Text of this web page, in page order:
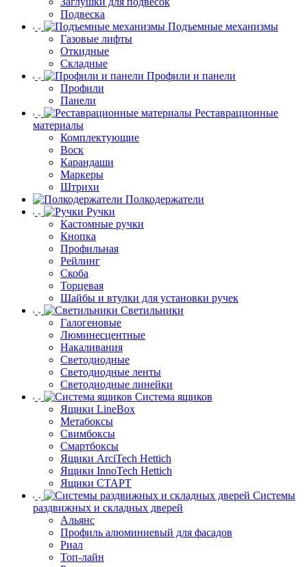
Подвеска
Подъемные механизмы
Газовые лифты
Откидные
Складные
Профили и панели
Профили
Панели
Реставрационные
материалы
Комплектующие
Воск
Карандаши
Маркеры
Штрихи
Полкодержатели
Ручки
Кастомные ручки
Кнопка
Профильная
Рейлинг
Скоба
Торцевая
Шайбы и втулки для установки ручек
Светильники
Галогеновые
Люминесцентные
Накаливания
Светодиодные
Светодиодные ленты
Светодиодные линейки
Система ящиков
Ящики LineBox
Метабоксы
Свимбоксы
Смартбоксы
Ящики ArciTech Hettich
Ящики InnoTech Hettich
Ящики СТАРТ
Системы
раздвижных и складных дверей
Альянс
Профиль алюминиевый для фасадов
Риал
Топ-лайн